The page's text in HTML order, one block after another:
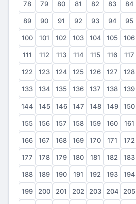
78 79 80 81 82 83 84
89 90 91 92 93 94 95
100 101 102 103 104 105 106
111 112 113 114 115 116 117
122 123 124 125 126 127 128
133 134 135 136 137 138 139
144 145 146 147 148 149 150
155 156 157 158 159 160 161
166 167 168 169 170 171 172
177 178 179 180 181 182 183
188 189 190 191 192 193 194
199 200 201 202 203 204 205